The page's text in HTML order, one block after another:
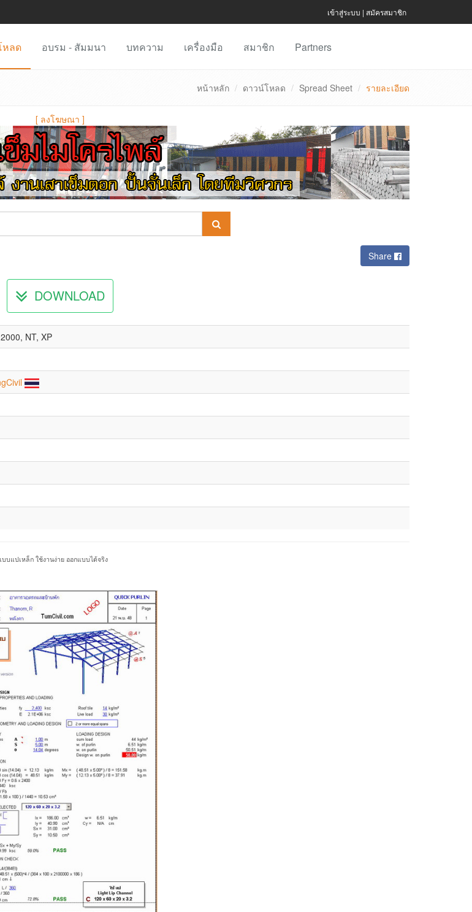
เข้าสู่ระบบ | สมัครสมาชิก
หลด อบรม - สัมมนา บทความ เครื่องมือ สมาชิก Partners
หน้าหลัก ดาวน์โหลด Spread Sheet รายละเอียด
[ ลงโฆษณา ]
Share
DOWNLOAD
NT, XP
บบแปเหล็ก ใช้งานง่าย ออกแบบได้จริง